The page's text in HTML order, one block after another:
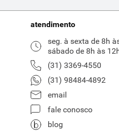
atendimento
seg. à sexta de 8h
sábado de 8h às
(31) 3369-4550
(31) 98484-4892
email
fale conosco
blog